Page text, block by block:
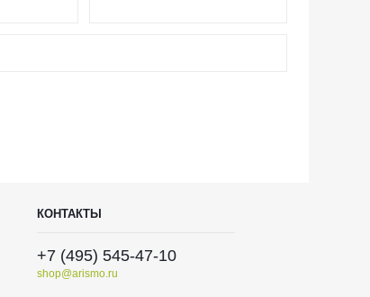
КОНТАКТЫ
+7 (495) 545-47-10
shop@arismo.ru